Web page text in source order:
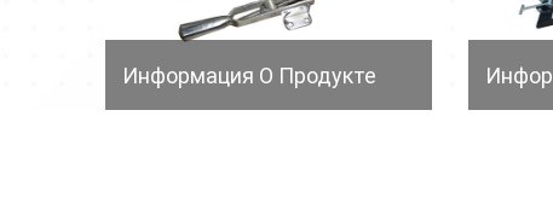
Информация О Продукте